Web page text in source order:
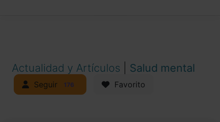
Actualidad y Artículos Salud mental
Seguir 176 Favorito